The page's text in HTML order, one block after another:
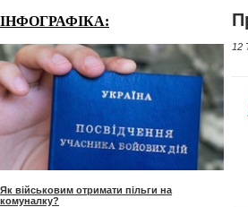
ІНФОГРАФІКА:
Як військовим отримати пільги на
комуналку?
12